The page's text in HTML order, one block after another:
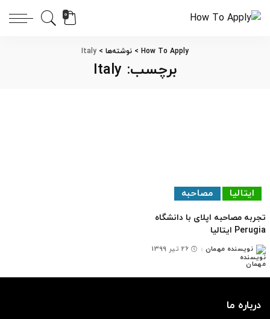
0
How To Apply
> نوشته‌ها >
Italy
برچسب: Italy
ایتالیا مصاحبه
تجربه مصاحبه اپلای با دانشگاه
Perugia ایتالیا
ارسال
شده
توسط
نویسنده مهمان 26 تیر 1399
درباره ما